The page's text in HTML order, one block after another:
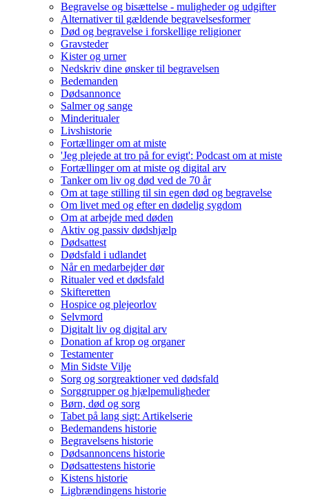
Begravelse og bisættelse - muligheder og udgifter
Alternativer til gældende begravelsesformer
Død og begravelse i forskellige religioner
Gravsteder
Kister og urner
Nedskriv dine ønsker til begravelsen
Bedemanden
Dødsannonce
Salmer og sange
Minderitualer
Livshistorie
Fortællinger om at miste
'Jeg plejede at tro på for evigt': Podcast om at miste
Fortællinger om at miste og digital arv
Tanker om liv og død ved de 70 år
Om at tage stilling til sin egen død og begravelse
Om livet med og efter en dødelig sygdom
Om at arbejde med døden
Aktiv og passiv dødshjælp
Dødsattest
Dødsfald i udlandet
Når en medarbejder dør
Ritualer ved et dødsfald
Skifteretten
Hospice og plejeorlov
Selvmord
Digitalt liv og digital arv
Donation af krop og organer
Testamenter
Min Sidste Vilje
Sorg og sorgreaktioner ved dødsfald
Sorggrupper og hjælpemuligheder
Børn, død og sorg
Tabet på lang sigt: Artikelserie
Bedemandens historie
Begravelsens historie
Dødsannoncens historie
Dødsattestens historie
Kistens historie
Ligbrændingens historie